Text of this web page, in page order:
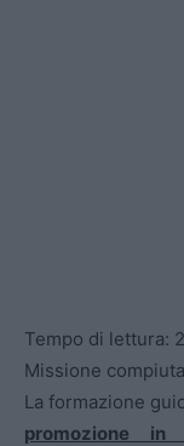
Tempo di lettura: 2
Missione
La formazione
promozione